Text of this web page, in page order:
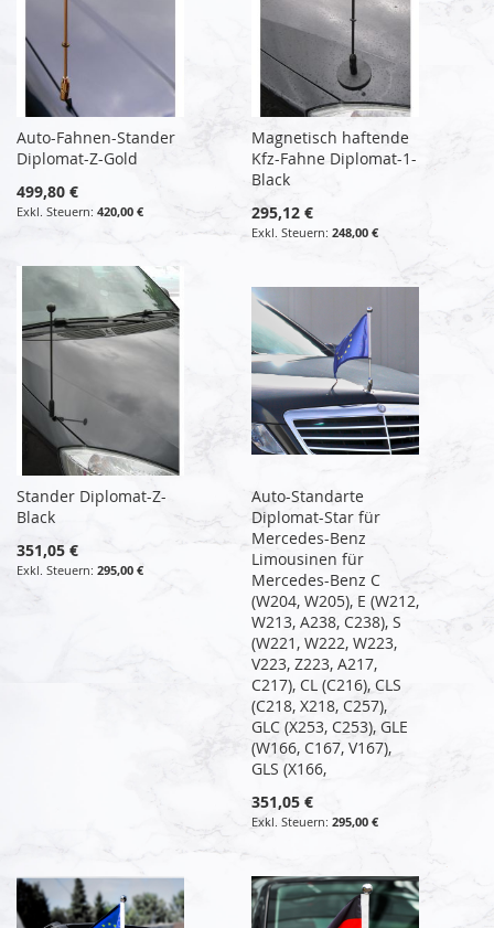
Auto-Fahnen-Stander
Diplomat-Z-Gold
499,80 €
420,00 €
Magnetisch haftende
Kfz-Fahne Diplomat-1-
Black
295,12 €
248,00 €
Stander Diplomat-Z-
Black
351,05 €
295,00 €
Auto-Standarte
Diplomat-Star für
Mercedes-Benz
Limousinen für
Mercedes-Benz C
(W204, W205), E (W212,
W213, A238, C238), S
(W221, W222, W223,
V223, Z223, A217,
C217), CL (C216), CLS
(C218, X218, C257),
GLC (X253, C253), GLE
(W166, C167, V167),
GLS (X166,
351,05 €
295,00 €